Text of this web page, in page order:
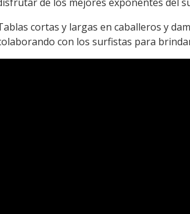
de los mejores exponentes del
cortas y largas en caballeros y
con los surfistas para